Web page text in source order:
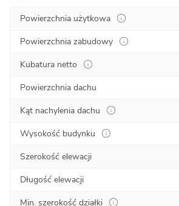
Powierzchnia użytkowa
Powierzchnia zabudowy
Kubatura netto
Powierzchnia dachu
Kąt nachylenia dachu
Wysokość budynku
Szerokość elewacji
Długość elewacji
Min. szerokość działki